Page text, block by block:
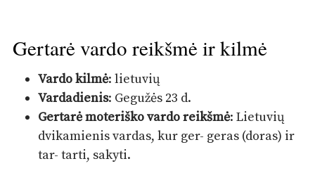
Gertarė vardo reikšmė ir kilmė
Vardo kilmė: lietuvių
Vardadienis: Gegužės 23 d.
Gertarė moteriško vardo reikšmė: Lietuvių
dvikamienis vardas, kur ger- geras (doras) ir
tar- tarti, sakyti.